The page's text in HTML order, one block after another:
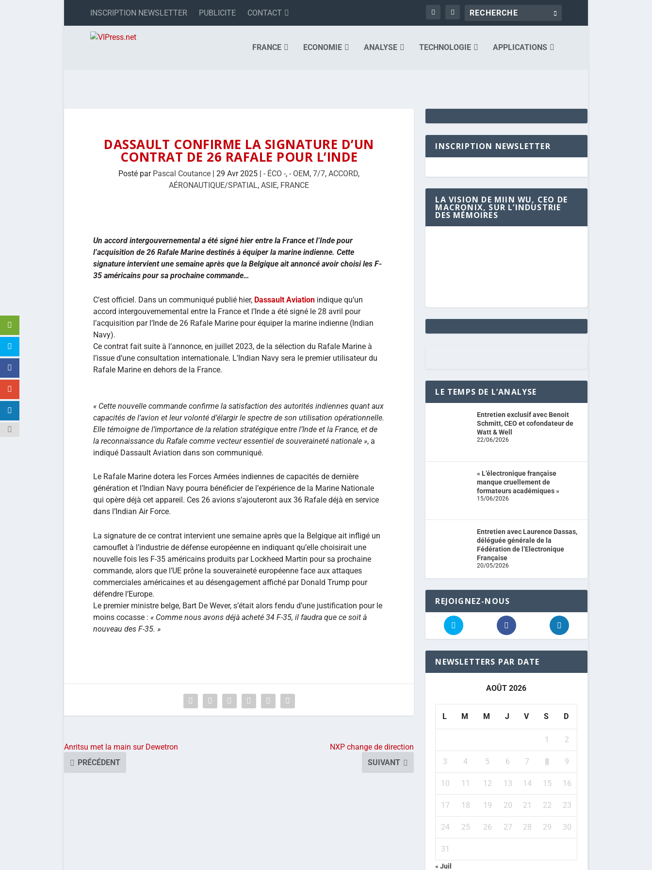
INSCRIPTION NEWSLETTER PUBLICITE CONTACT
FRANCE ECONOMIE ANALYSE TECHNOLOGIE APPLICATIONS
DASSAULT CONFIRME LA SIGNATURE D’UN
CONTRAT DE 26 RAFALE POUR L’INDE
Posté par Pascal Coutance |29 Avr 2025 |- ÉCO -,- OEM,7/7,ACCORD,
AÉRONAUTIQUE/SPATIAL,ASIE, FRANCE
Un accord intergouvernemental a été signé hier entre la France et l’Inde pour
l’acquisition de 26 Rafale Marine destinés à équiper la marine indienne. Cette
signature intervient une semaine après que la Belgique ait annoncé avoir choisi les F-
35 américains pour sa prochaine commande…
C’est officiel. Dans un communiqué publié hier, Dassault Aviation indique qu’un
accord intergouvernemental entre la France et l’Inde a été signé le 28 avril pour
l’acquisition par l’Inde de 26 Rafale Marine pour équiper la marine indienne (Indian
Navy).
Ce contrat fait suite à l’annonce, en juillet 2023, de la sélection du Rafale Marine à
l’issue d’une consultation internationale. L’Indian Navy sera le premier utilisateur du
Rafale Marine en dehors de la France.
« Cette nouvelle commande confirme la satisfaction des autorités indiennes quant aux
capacités de l’avion et leur volonté d’élargir le spectre de son utilisation opérationnelle.
Elle témoigne de l’importance de la relation stratégique entre l’Inde et la France, et de
la reconnaissance du Rafale comme vecteur essentiel de souveraineté nationale », a
indiqué Dassault Aviation dans son communiqué.
Le Rafale Marine dotera les Forces Armées indiennes de capacités de dernière
génération et l’Indian Navy pourra bénéficier de l’expérience de la Marine Nationale
qui opère déjà cet appareil. Ces 26 avions s’ajouteront aux 36 Rafale déjà en service
dans l’Indian Air Force.
La signature de ce contrat intervient une semaine après que la Belgique ait infligé un
camouflet à l’industrie de défense européenne en indiquant qu’elle choisirait une
nouvelle fois les F-35 américains produits par Lockheed Martin pour sa prochaine
commande, alors que l’UE prône la souveraineté européenne face aux attaques
commerciales américaines et au désengagement affiché par Donald Trump pour
défendre l’Europe.
Le premier ministre belge, Bart De Wever, s’était alors fendu d’une justification pour le
moins cocasse : « Comme nous avons déjà acheté 34 F-35, il faudra que ce soit à
nouveau des F-35. »
Anritsu met la main sur Dewetron
PRÉCÉDENT
NXP change de direction
SUIVANT
INSCRIPTION NEWSLETTER
LA VISION DE MIIN WU, CEO DE
MACRONIX, SUR L’INDUSTRIE
DES MÉMOIRES
LE TEMPS DE L’ANALYSE
Entretien exclusif avec Benoit
Schmitt, CEO et cofondateur de
Watt & Well
22/06/2026
« L’électronique française
manque cruellement de
formateurs académiques »
15/06/2026
Entretien avec Laurence Dassas,
déléguée générale de la
Fédération de l’Electronique
Française
20/05/2026
REJOIGNEZ-NOUS
NEWSLETTERS PAR DATE
AOÛT 2026
L M M J V S D
1 2
3 4 5 6 7 8 9
10 11 12 13 14 15 16
17 18 19 20 21 22 23
24 25 26 27 28 29 30
31
« Juil